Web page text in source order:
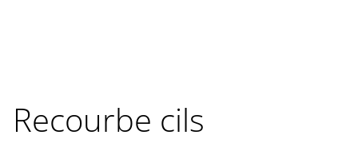
Recourbe cils